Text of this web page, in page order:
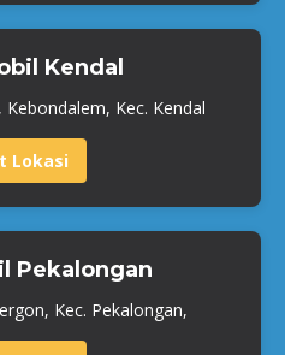
Kendal
Kebondalem, Kec. Kendal
Lokasi
Pekalongan
Kec. Pekalongan,